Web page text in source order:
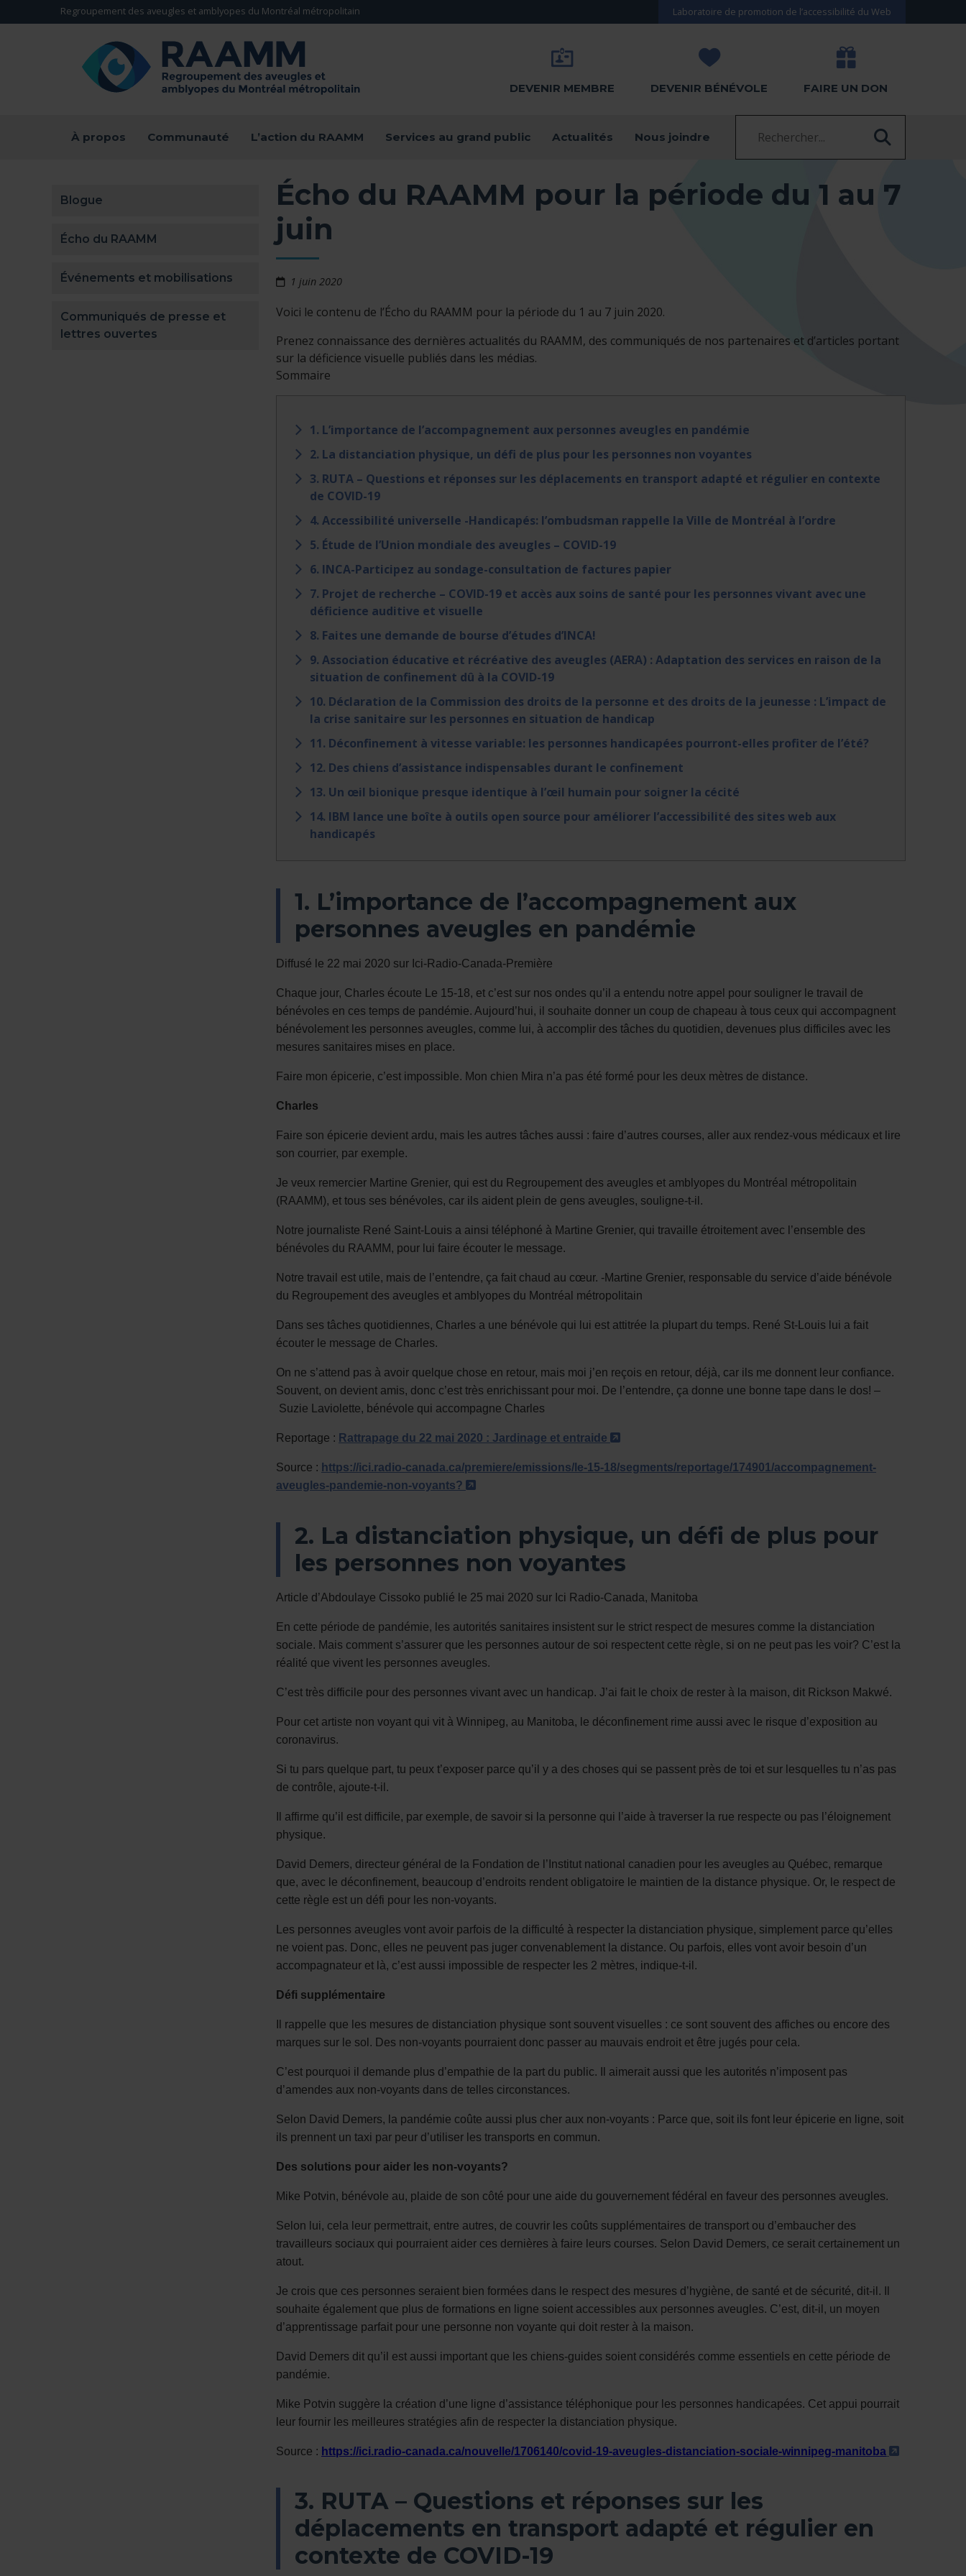
Aller directement au contenu
Regroupement des aveugles et amblyopes du Montréal métropolitain Laboratoire de promotion de l’accessibilité du Web
DEVENIR MEMBRE DEVENIR BÉNÉVOLE FAIRE UN DON
À propos Communauté L’action du RAAMM Services au grand public Actualités Nous joindre
Blogue
Écho du RAAMM
Événements et mobilisations
Communiqués de presse et
lettres ouvertes
Écho du RAAMM pour la période du 1 au 7
juin
1 juin 2020
Voici le contenu de l’Écho du RAAMM pour la période du 1 au 7 juin 2020.
Prenez connaissance des dernières actualités du RAAMM, des communiqués de nos partenaires et d’articles portant
sur la déficience visuelle publiés dans les médias.
Sommaire
1. L’importance de l’accompagnement aux personnes aveugles en pandémie
2. La distanciation physique, un défi de plus pour les personnes non voyantes
3. RUTA – Questions et réponses sur les déplacements en transport adapté et régulier en contexte
de COVID-19
4. Accessibilité universelle -Handicapés: l’ombudsman rappelle la Ville de Montréal à l’ordre
5. Étude de l’Union mondiale des aveugles – COVID-19
6. INCA-Participez au sondage-consultation de factures papier
7. Projet de recherche – COVID-19 et accès aux soins de santé pour les personnes vivant avec une
déficience auditive et visuelle
8. Faites une demande de bourse d’études d’INCA!
9. Association éducative et récréative des aveugles (AERA) : Adaptation des services en raison de la
situation de confinement dû à la COVID-19
10. Déclaration de la Commission des droits de la personne et des droits de la jeunesse : L’impact de
la crise sanitaire sur les personnes en situation de handicap
11. Déconfinement à vitesse variable: les personnes handicapées pourront-elles profiter de l’été?
12. Des chiens d’assistance indispensables durant le confinement
13. Un œil bionique presque identique à l’œil humain pour soigner la cécité
14. IBM lance une boîte à outils open source pour améliorer l’accessibilité des sites web aux
handicapés
1. L’importance de l’accompagnement aux
personnes aveugles en pandémie
Diffusé le 22 mai 2020 sur Ici-Radio-Canada-Première
Chaque jour, Charles écoute Le 15-18, et c’est sur nos ondes qu’il a entendu notre appel pour souligner le travail de
bénévoles en ces temps de pandémie. Aujourd’hui, il souhaite donner un coup de chapeau à tous ceux qui accompagnent
bénévolement les personnes aveugles, comme lui, à accomplir des tâches du quotidien, devenues plus difficiles avec les
mesures sanitaires mises en place.
Faire mon épicerie, c’est impossible. Mon chien Mira n’a pas été formé pour les deux mètres de distance.
Charles
Faire son épicerie devient ardu, mais les autres tâches aussi : faire d’autres courses, aller aux rendez-vous médicaux et lire
son courrier, par exemple.
Je veux remercier Martine Grenier, qui est du Regroupement des aveugles et amblyopes du Montréal métropolitain
(RAAMM), et tous ses bénévoles, car ils aident plein de gens aveugles, souligne-t-il.
Notre journaliste René Saint-Louis a ainsi téléphoné à Martine Grenier, qui travaille étroitement avec l’ensemble des
bénévoles du RAAMM, pour lui faire écouter le message.
Notre travail est utile, mais de l’entendre, ça fait chaud au cœur. -Martine Grenier, responsable du service d’aide bénévole
du Regroupement des aveugles et amblyopes du Montréal métropolitain
Dans ses tâches quotidiennes, Charles a une bénévole qui lui est attitrée la plupart du temps. René St-Louis lui a fait
écouter le message de Charles.
On ne s’attend pas à avoir quelque chose en retour, mais moi j’en reçois en retour, déjà, car ils me donnent leur confiance.
Souvent, on devient amis, donc c’est très enrichissant pour moi. De l’entendre, ça donne une bonne tape dans le dos! –
Suzie Laviolette, bénévole qui accompagne Charles
Reportage : Rattrapage du 22 mai 2020 : Jardinage et entraide - Cet hyperlien s'ouvrira dans une nouvelle fenêtre.
Source : https://ici.radio-canada.ca/premiere/emissions/le-15-18/segments/reportage/174901/accompagnement-
aveugles-pandemie-non-voyants?
- Cet hyperlien s'ouvrira dans une nouvelle fenêtre.
2. La distanciation physique, un défi de plus pour
les personnes non voyantes
Article d’Abdoulaye Cissoko publié le 25 mai 2020 sur Ici Radio-Canada, Manitoba
En cette période de pandémie, les autorités sanitaires insistent sur le strict respect de mesures comme la distanciation
sociale. Mais comment s’assurer que les personnes autour de soi respectent cette règle, si on ne peut pas les voir? C’est la
réalité que vivent les personnes aveugles.
C’est très difficile pour des personnes vivant avec un handicap. J’ai fait le choix de rester à la maison, dit Rickson Makwé.
Pour cet artiste non voyant qui vit à Winnipeg, au Manitoba, le déconfinement rime aussi avec le risque d’exposition au
coronavirus.
Si tu pars quelque part, tu peux t’exposer parce qu’il y a des choses qui se passent près de toi et sur lesquelles tu n’as pas
de contrôle, ajoute-t-il.
Il affirme qu’il est difficile, par exemple, de savoir si la personne qui l’aide à traverser la rue respecte ou pas l’éloignement
physique.
David Demers, directeur général de la Fondation de l’Institut national canadien pour les aveugles au Québec, remarque
que, avec le déconfinement, beaucoup d’endroits rendent obligatoire le maintien de la distance physique. Or, le respect de
cette règle est un défi pour les non-voyants.
Les personnes aveugles vont avoir parfois de la difficulté à respecter la distanciation physique, simplement parce qu’elles
ne voient pas. Donc, elles ne peuvent pas juger convenablement la distance. Ou parfois, elles vont avoir besoin d’un
accompagnateur et là, c’est aussi impossible de respecter les 2 mètres, indique-t-il.
Défi supplémentaire
Il rappelle que les mesures de distanciation physique sont souvent visuelles : ce sont souvent des affiches ou encore des
marques sur le sol. Des non-voyants pourraient donc passer au mauvais endroit et être jugés pour cela.
C’est pourquoi il demande plus d’empathie de la part du public. Il aimerait aussi que les autorités n’imposent pas
d’amendes aux non-voyants dans de telles circonstances.
Selon David Demers, la pandémie coûte aussi plus cher aux non-voyants : Parce que, soit ils font leur épicerie en ligne, soit
ils prennent un taxi par peur d’utiliser les transports en commun.
Des solutions pour aider les non-voyants?
Mike Potvin, bénévole au, plaide de son côté pour une aide du gouvernement fédéral en faveur des personnes aveugles.
Selon lui, cela leur permettrait, entre autres, de couvrir les coûts supplémentaires de transport ou d’embaucher des
travailleurs sociaux qui pourraient aider ces dernières à faire leurs courses. Selon David Demers, ce serait certainement un
atout.
Je crois que ces personnes seraient bien formées dans le respect des mesures d’hygiène, de santé et de sécurité, dit-il. Il
souhaite également que plus de formations en ligne soient accessibles aux personnes aveugles. C’est, dit-il, un moyen
d’apprentissage parfait pour une personne non voyante qui doit rester à la maison.
David Demers dit qu’il est aussi important que les chiens-guides soient considérés comme essentiels en cette période de
pandémie.
Mike Potvin suggère la création d’une ligne d’assistance téléphonique pour les personnes handicapées. Cet appui pourrait
leur fournir les meilleures stratégies afin de respecter la distanciation physique.
Source : https://ici.radio-canada.ca/nouvelle/1706140/covid-19-aveugles-distanciation-sociale-winnipeg-manitoba - Cet
3. RUTA – Questions et réponses sur les
déplacements en transport adapté et régulier en
contexte de COVID-19